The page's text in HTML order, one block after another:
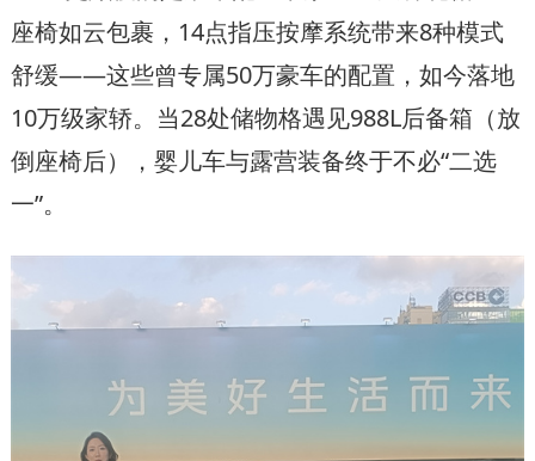
座椅如云包裹，14点指压按摩系统带来8种模式
舒缓——这些曾专属50万豪车的配置，如今落地
10万级家轿。当28处储物格遇见988L后备箱（放
倒座椅后），婴儿车与露营装备终于不必“二选
一”。